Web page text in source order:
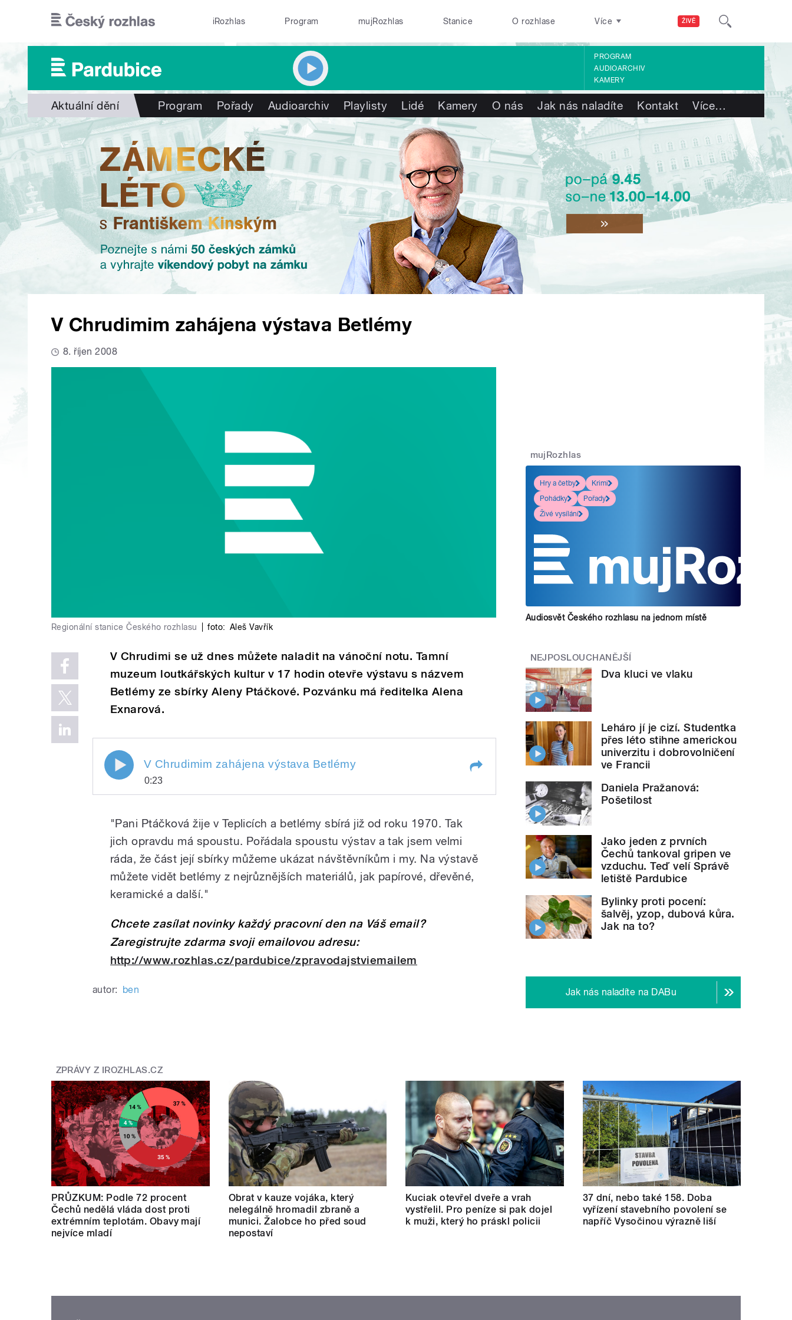
ŽIVĚ
iRozhlas Program mujRozhlas Stanice O rozhlase Více
PROGRAM
AUDIOARCHIV
KAMERY
Aktuální dění Program Pořady Audioarchiv Playlisty Lidé Kamery O nás Jak nás naladíte Kontakt Více…
V Chrudimim zahájena výstava Betlémy
8. říjen 2008
Regionální stanice Českého rozhlasu foto: Aleš Vavřík
V Chrudimi se už dnes můžete naladit na vánoční notu. Tamní
muzeum loutkářských kultur v 17 hodin otevře výstavu s názvem
Betlémy ze sbírky Aleny Ptáčkové. Pozvánku má ředitelka Alena
Exnarová.
V Chrudimim zahájena výstava Betlémy
0:23
"Pani Ptáčková žije v Teplicích a betlémy sbírá již od roku 1970. Tak
jich opravdu má spoustu. Pořádala spoustu výstav a tak jsem velmi
ráda, že část její sbírky můžeme ukázat návštěvníkům i my. Na výstavě
můžete vidět betlémy z nejrůznějších materiálů, jak papírové, dřevěné,
keramické a další."
Chcete zasílat novinky každý pracovní den na Váš email?
Zaregistrujte zdarma svoji emailovou adresu:
http://www.rozhlas.cz/pardubice/zpravodajstviemailem
autor: ben
mujRozhlas
Hry a četby
Krimi
Pohádky
Pořady
Živé vysílání
Audiosvět Českého rozhlasu na jednom místě
NEJPOSLOUCHANĚJŠÍ
Dva kluci ve vlaku
Leháro jí je cizí. Studentka
přes léto stihne americkou
univerzitu i dobrovolničení
ve Francii
Daniela Pražanová:
Pošetilost
Jako jeden z prvních
Čechů tankoval gripen ve
vzduchu. Teď velí Správě
letiště Pardubice
Bylinky proti pocení:
šalvěj, yzop, dubová kůra.
Jak na to?
Jak nás naladíte na DABu
ZPRÁVY Z IROZHLAS.CZ
PRŮZKUM: Podle 72 procent
Čechů nedělá vláda dost proti
extrémním teplotám. Obavy mají
nejvíce mladí
Obrat v kauze vojáka, který
nelegálně hromadil zbraně a
munici. Žalobce ho před soud
nepostaví
Kuciak otevřel dveře a vrah
vystřelil. Pro peníze si pak dojel
k muži, který ho práskl policii
37 dní, nebo také 158. Doba
vyřízení stavebního povolení se
napříč Vysočinou výrazně liší